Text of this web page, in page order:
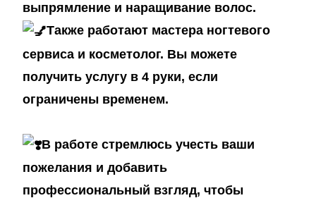
выпрямление и наращивание волос.
Также работают мастера ногтевого
сервиса и косметолог. Вы можете
получить услугу в 4 руки, если
ограничены временем.
В работе стремлюсь учесть ваши
пожелания и добавить
профессиональный взгляд, чтобы